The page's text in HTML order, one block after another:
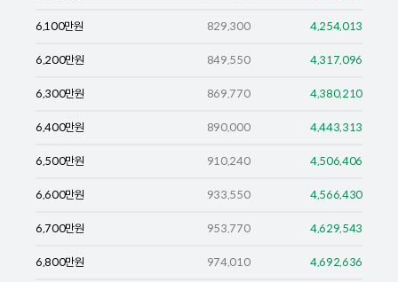
6,100만원 829,300 4,254,013
6,200만원 849,550 4,317,096
6,300만원 869,770 4,380,210
6,400만원 890,000 4,443,313
6,500만원 910,240 4,506,406
6,600만원 933,550 4,566,430
6,700만원 953,770 4,629,543
6,800만원 974,010 4,692,636